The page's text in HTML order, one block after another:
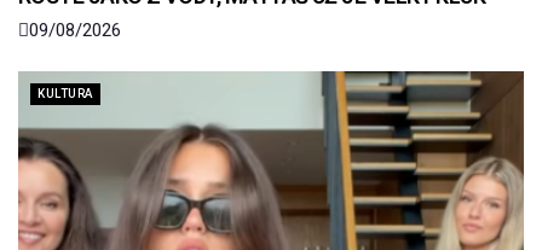
09/08/2026
KULTURA